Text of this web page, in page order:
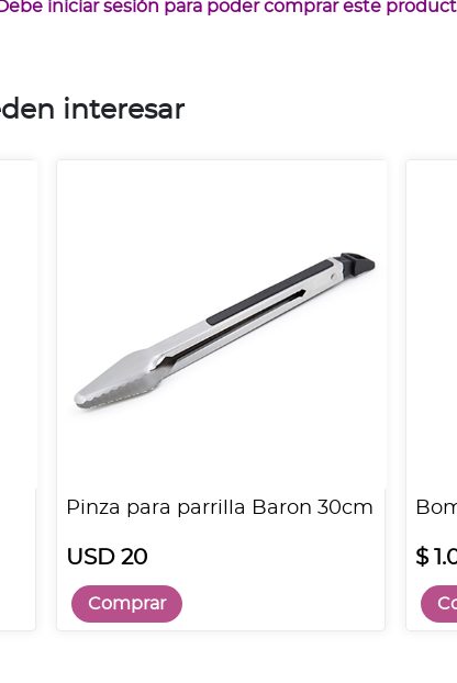
iniciar sesión para poder comprar este
interesar
Pinza para parrilla Baron 30cm
USD 20
Comprar
$